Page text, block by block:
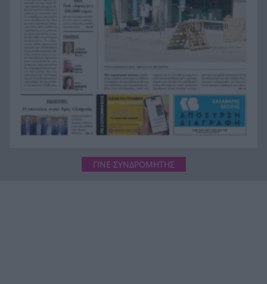
του Εξωδικαστικού Μηχανισμού στη Δυτική
80 νεκροί και δεκάδες οικογένειες χωρίς
απαντήσεις: Η δραματική επιχείρηση
ταυτοποίησης στη Θέουτα
Φωτιά στο Στεφάνι Κορινθίας – Μήνυμα 112 και
μεγάλη κινητοποίηση της Πυροσβεστικής
ΓΙΝΕ ΣΥΝΔΡΟΜΗΤΗΣ